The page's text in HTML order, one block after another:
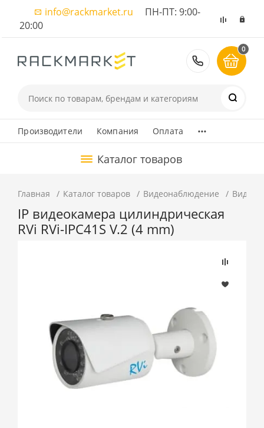
info@rackmarket.ru ПН-ПТ: 9:00-
20:00
8 (495)
0
Производители Компания Оплата ...
Каталог товаров
Главная Каталог товаров Видеонаблюдение
IP видеокамера цилиндрическая
RVi RVi-IPC41S V.2 (4 mm)